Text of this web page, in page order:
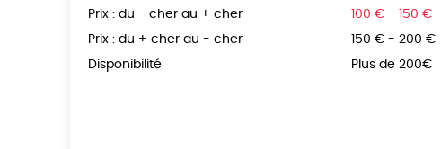
Prix : du - cher au + cher
Prix : du + cher au - cher
Disponibilité
100 € - 150 €
150 € - 200 €
Plus de 200€